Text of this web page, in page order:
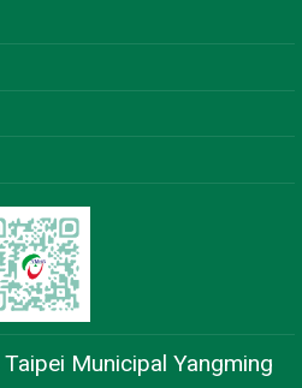
Taipei Municipal Yangming